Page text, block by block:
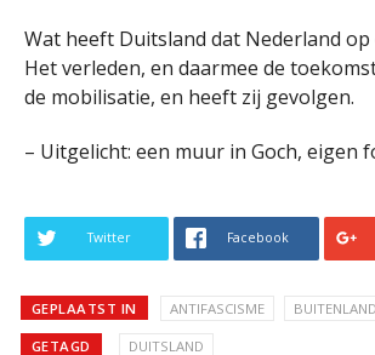
Wat heeft Duitsland dat Nederland
Het verleden, en daarmee de
de mobilisatie, en heeft zij gevolgen.
– Uitgelicht: een muur in Goch, eigen
Twitter Facebook
GEPLAATST IN ANTIFASCISME BUITENLAND
GETAGD DUITSLAND